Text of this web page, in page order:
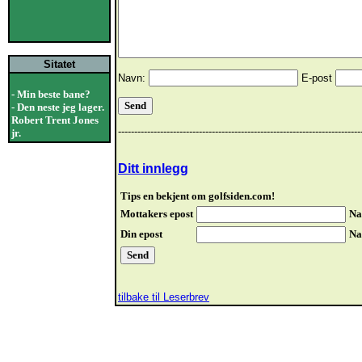
Sitatet
- Min beste bane?
- Den neste jeg lager.
Robert Trent Jones
jr.
Navn: E-post
Ditt innlegg
Tips en bekjent om golfsiden.com!
Mottakers epost
Din epost
tilbake til Leserbrev